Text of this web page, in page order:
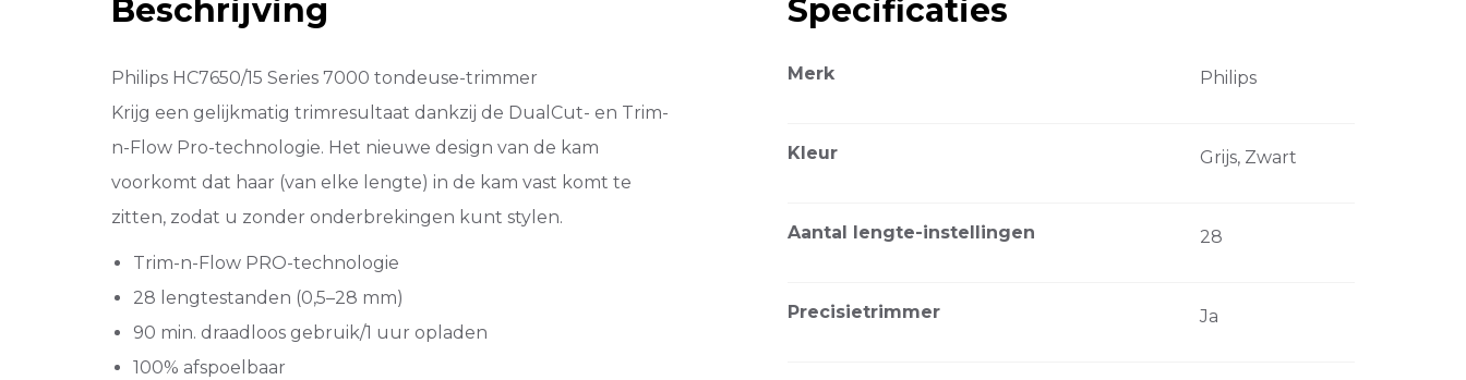
Beschrijving
Philips HC7650/15 Series 7000 tondeuse-trimmer
Krijg een gelijkmatig trimresultaat dankzij de DualCut- en Trim-
n-Flow Pro-technologie. Het nieuwe design van de kam
voorkomt dat haar (van elke lengte) in de kam vast komt te
zitten, zodat u zonder onderbrekingen kunt stylen.
Trim-n-Flow PRO-technologie
28 lengtestanden (0,5–28 mm)
90 min. draadloos gebruik/1 uur opladen
100% afspoelbaar
Specificaties
Merk Philips
Kleur Grijs, Zwart
Aantal lengte-instellingen 28
Precisietrimmer Ja